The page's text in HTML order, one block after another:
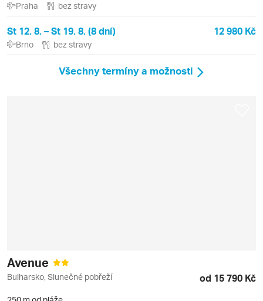
Praha bez stravy
St 12. 8. – St 19. 8. (8 dní) 12 980 Kč
Brno bez stravy
Všechny termíny a možnosti
Avenue
Bulharsko, Slunečné pobřeží od 15 790 Kč